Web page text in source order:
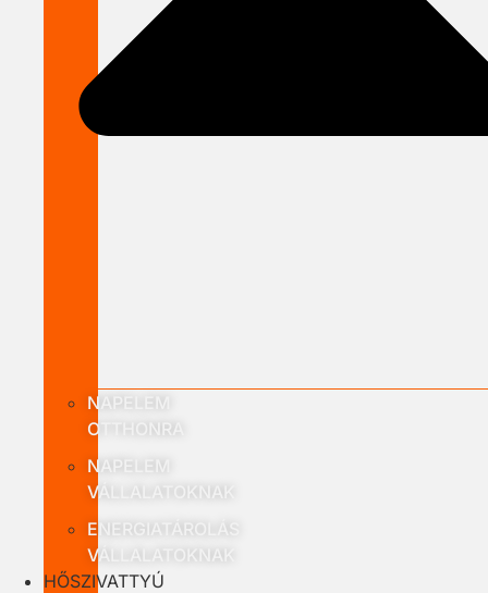
NAPELEM
OTTHONRA
NAPELEM
VÁLLALATOKNAK
ENERGIATÁROLÁS
VÁLLALATOKNAK
HŐSZIVATTYÚ